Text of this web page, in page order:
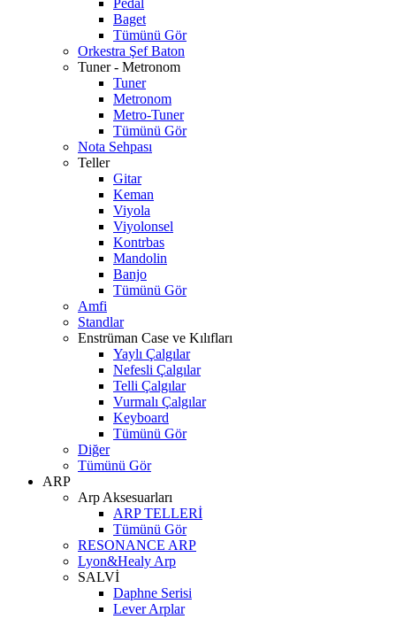
Pedal
Baget
Tümünü Gör
Orkestra Şef Baton
Tuner - Metronom
Tuner
Metronom
Metro-Tuner
Tümünü Gör
Nota Sehpası
Teller
Gitar
Keman
Viyola
Viyolonsel
Kontrbas
Mandolin
Banjo
Tümünü Gör
Amfi
Standlar
Enstrüman Case ve Kılıfları
Yaylı Çalgılar
Nefesli Çalgılar
Telli Çalgılar
Vurmalı Çalgılar
Keyboard
Tümünü Gör
Diğer
Tümünü Gör
ARP
Arp Aksesuarları
ARP TELLERİ
Tümünü Gör
RESONANCE ARP
Lyon&Healy Arp
SALVİ
Daphne Serisi
Lever Arplar